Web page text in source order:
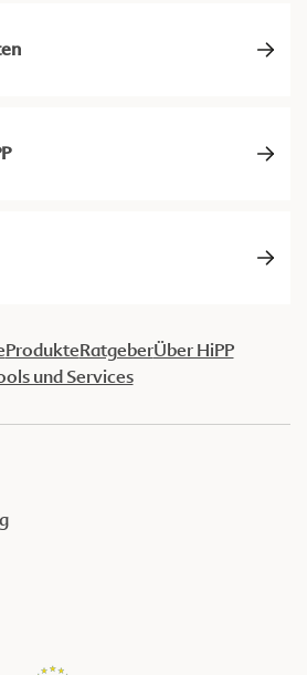
ProdukteRatgeberÜber HiPP
und Services